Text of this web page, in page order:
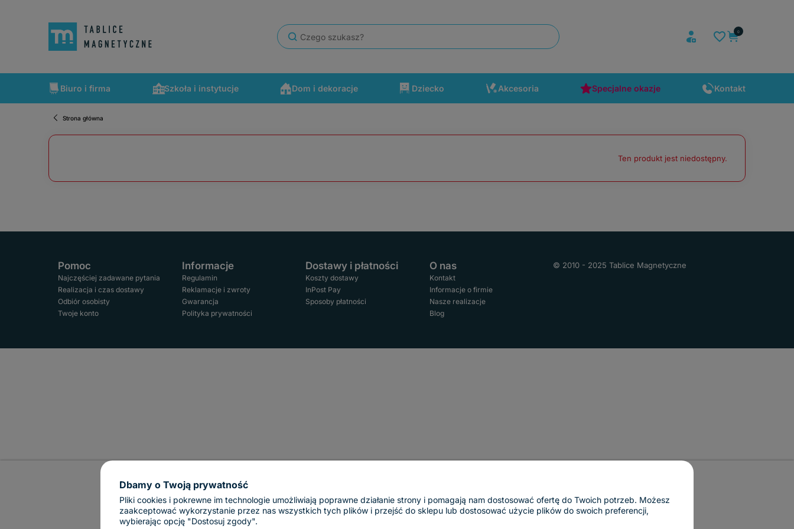
Biuro i firma Szkoła i instytucje Dom i dekoracje Dziecko Akcesoria Specjalne okazje Kontakt
Strona główna
Ten produkt jest niedostępny.
Pomoc
Najczęściej zadawane pytania
Realizacja i czas dostawy
Odbiór osobisty
Twoje konto
Informacje
Regulamin
Reklamacje i zwroty
Gwarancja
Polityka prywatności
Dostawy i płatności
Koszty dostawy
InPost Pay
Sposoby płatności
O nas
Kontakt
Informacje o firmie
Nasze realizacje
Blog
© 2010 - 2025 Tablice Magnetyczne
Dbamy o Twoją prywatność
Pliki cookies i pokrewne im technologie umożliwiają poprawne działanie strony i pomagają nam dostosować ofertę do Twoich potrzeb. Możesz
zaakceptować wykorzystanie przez nas wszystkich tych plików i przejść do sklepu lub dostosować użycie plików do swoich preferencji,
wybierając opcję "Dostosuj zgody".